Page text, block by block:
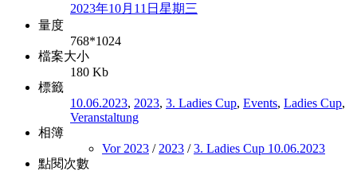
2023年10月11日星期三
量度
768*1024
檔案大小
180 Kb
標籤
10.06.2023, 2023, 3. Ladies Cup, Events, Ladies Cup,
Veranstaltung
相簿
Vor 2023 / 2023 /3. Ladies Cup 10.06.2023
點閱次數